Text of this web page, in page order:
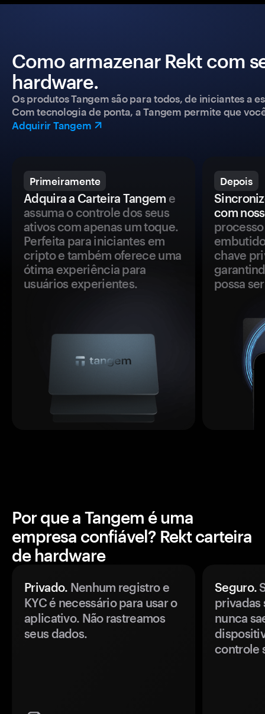
Como armazenar Rekt com
hardware.
Os produtos Tangem são para todos, de iniciantes a
Com tecnologia de ponta, a Tangem permite que
Adquirir Tangem
Primeiramente
Adquira a Carteira Tangem e
assuma o controle dos seus
ativos com apenas um toque.
Perfeita para iniciantes em
cripto e também oferece uma
ótima experiência para
usuários experientes.
Depois
com
chave
possa
Por que a Tangem é uma
empresa confiável? Rekt carteira
de hardware
Privado. Nenhum registro e
KYC é necessário para usar o
aplicativo. Não rastreamos
seus dados.
Seguro.
privadas
nunca
controle